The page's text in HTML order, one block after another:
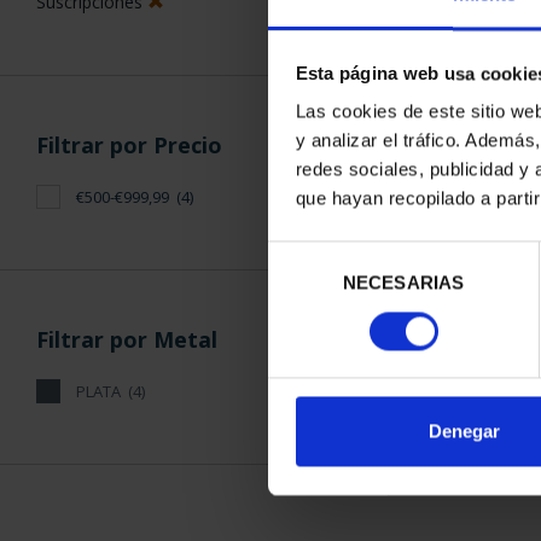
Esta página web usa
Las cookies de este sitio
y analizar el tráfico.
redes sociales, publicidad y
que hayan recopilado a
consentimiento
NECESARIAS
Denegar
Filtrar por Precio
€500-€999,99 (4)
Filtrar por Metal
PLATA (4)
Sólo para
ORDENAR POR: